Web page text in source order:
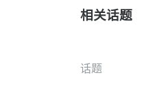
相关话题
话题